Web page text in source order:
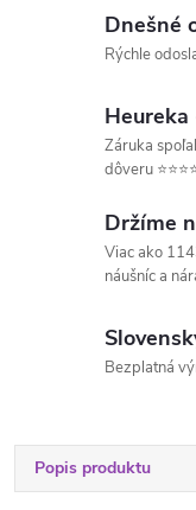
Dnešné
Rýchle
Heureka
Záruka
dôveru
Držíme
Viac ako
náušníc a
Bezplatná
Popis produktu